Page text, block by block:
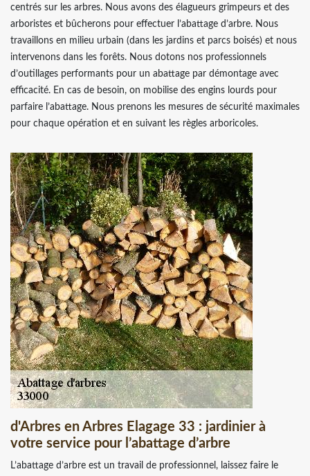
centrés sur les arbres. Nous avons des élagueurs grimpeurs et des
arboristes et bûcherons pour effectuer l’abattage d’arbre. Nous
travaillons en milieu urbain (dans les jardins et parcs boisés) et nous
intervenons dans les forêts. Nous dotons nos professionnels
d’outillages performants pour un abattage par démontage avec
efficacité. En cas de besoin, on mobilise des engins lourds pour
parfaire l’abattage. Nous prenons les mesures de sécurité maximales
pour chaque opération et en suivant les règles arboricoles.
d'Arbres en Arbres Elagage 33 : jardinier à
votre service pour l’abattage d’arbre
L’abattage d’arbre est un travail de professionnel, laissez faire le